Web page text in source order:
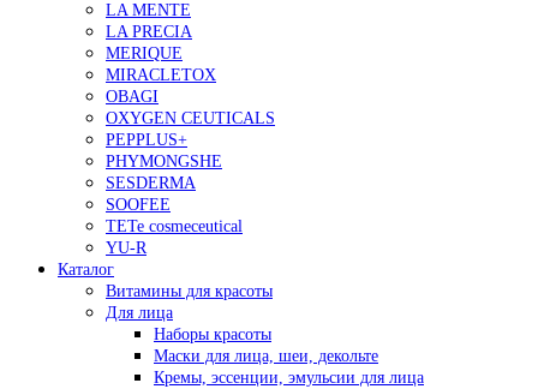
LA MENTE
LA PRECIA
MERIQUE
MIRACLETOX
OBAGI
OXYGEN CEUTICALS
PEPPLUS+
PHYMONGSHE
SESDERMA
SOOFEE
TETe cosmeceutical
YU-R
Каталог
Витамины для красоты
Для лица
Наборы красоты
Маски для лица, шеи, декольте
Кремы, эссенции, эмульсии для лица